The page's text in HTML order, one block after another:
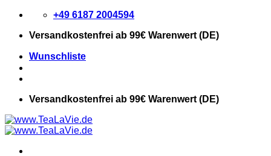
Zum
springen
+49 6187 2004594
Versandkostenfrei ab 99€ Warenwert (DE)
Wunschliste
Versandkostenfrei ab 99€ Warenwert (DE)